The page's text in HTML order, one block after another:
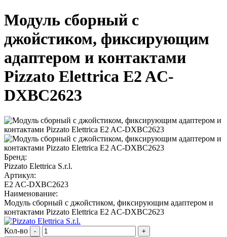
Модуль сборный с
джойстиком, фиксирующим
адаптером и контактами
Pizzato Elettrica E2 AC-
DXBC2623
Бренд:
Pizzato Elettrica S.r.l.
Артикул:
E2 AC-DXBC2623
Наименование:
Модуль сборный с джойстиком, фиксирующим адаптером и
контактами Pizzato Elettrica E2 AC-DXBC2623
Кол-во -
+